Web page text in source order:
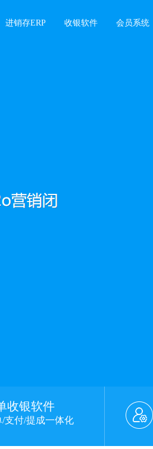
进销存ERP 收银软件 会员系统
难题，
收银软件
/支付/提成一体化